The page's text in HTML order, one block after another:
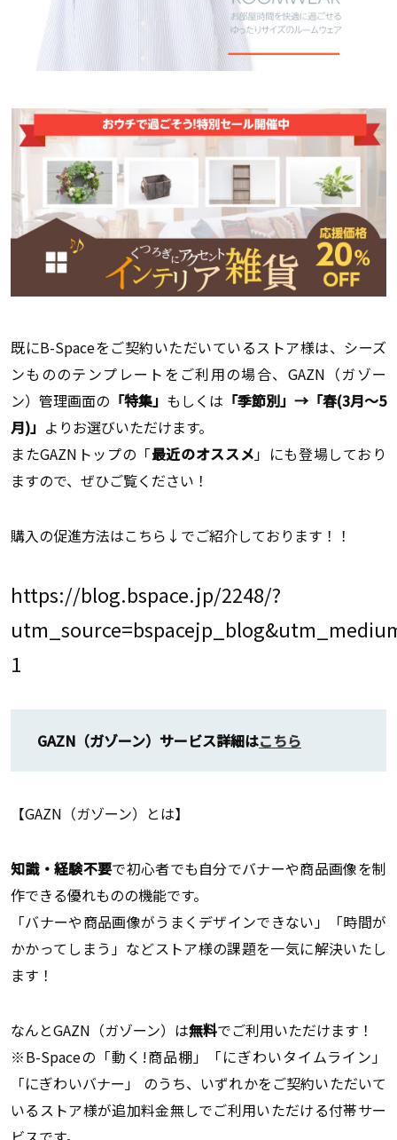
既にB-Spaceをご契約いただいているストア様は、シーズ
ンもののテンプレートをご利用の場合、GAZN（ガゾー
ン）管理画面の 「特集」 もしくは 「季節別」→「春(3月～5
月)」 よりお選びいただけます。
またGAZNトップの「最近のオススメ 」にも登場しており
ますので、ぜひご覧ください！
購入の促進方法はこちら↓でご紹介しております！！
https://blog.bspace.jp/2248/?
1
GAZN（ガゾーン）サービス詳細はこちら
【GAZN（ガゾーン）とは】
知識・経験不要で初心者でも自分でバナーや商品画像を制
作できる優れものの機能です。
「バナーや商品画像がうまくデザインできない」「時間が
かかってしまう」などストア様の課題を一気に解決いたし
ます！
なんとGAZN（ガゾーン）は無料でご利用いただけます！
※B-Spaceの「動く!商品棚」「にぎわいタイムライン」
「にぎわいバナー」 のうち、いずれかをご契約いただいて
いるストア様が追加料金無しでご利用いただける付帯サー